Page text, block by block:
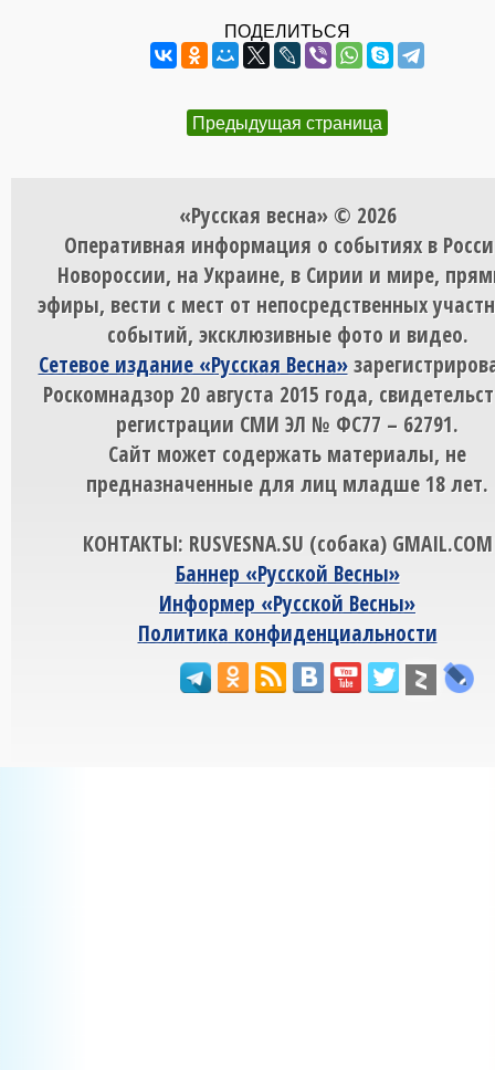
ПОДЕЛИТЬСЯ
Предыдущая страница
«Русская весна» © 2026
Оперативная информация о событиях в
Новороссии, на Украине, в Сирии и мире,
эфиры, вести с мест от непосредственных
событий, эксклюзивные фото и видео.
Сетевое издание «Русская Весна»
Роскомнадзор 20 августа 2015 года,
регистрации СМИ ЭЛ № ФС77 – 62791.
Сайт может содержать материалы, не
предназначенные для лиц младше 18 лет.
КОНТАКТЫ: RUSVESNA.SU (собака) GMAIL.COM
Баннер «Русской Весны»
Информер «Русской Весны»
Политика конфиденциальности